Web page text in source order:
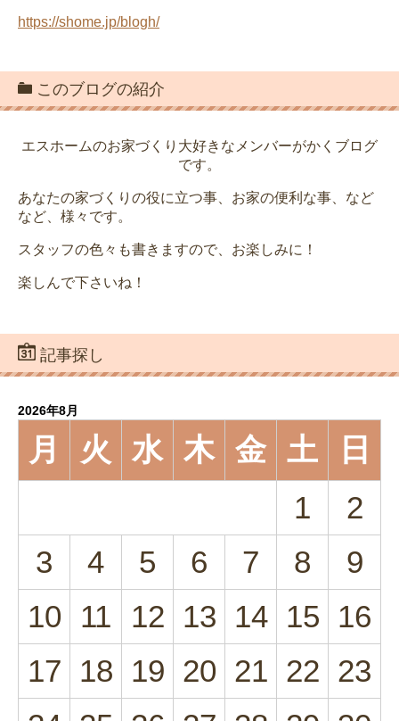
https://shome.jp/blogh/
このブログの紹介
エスホームのお家づくり大好きなメンバーがかくブログ
です。
あなたの家づくりの役に立つ事、お家の便利な事、など
など、様々です。
スタッフの色々も書きますので、お楽しみに！
楽しんで下さいね！
記事探し
2026年8月
月 火 水 木 金 土
日
1
2
3
4 5 6 7 8
9
10
11 12 13 14 15 16
17 18 19 20 21 22 23